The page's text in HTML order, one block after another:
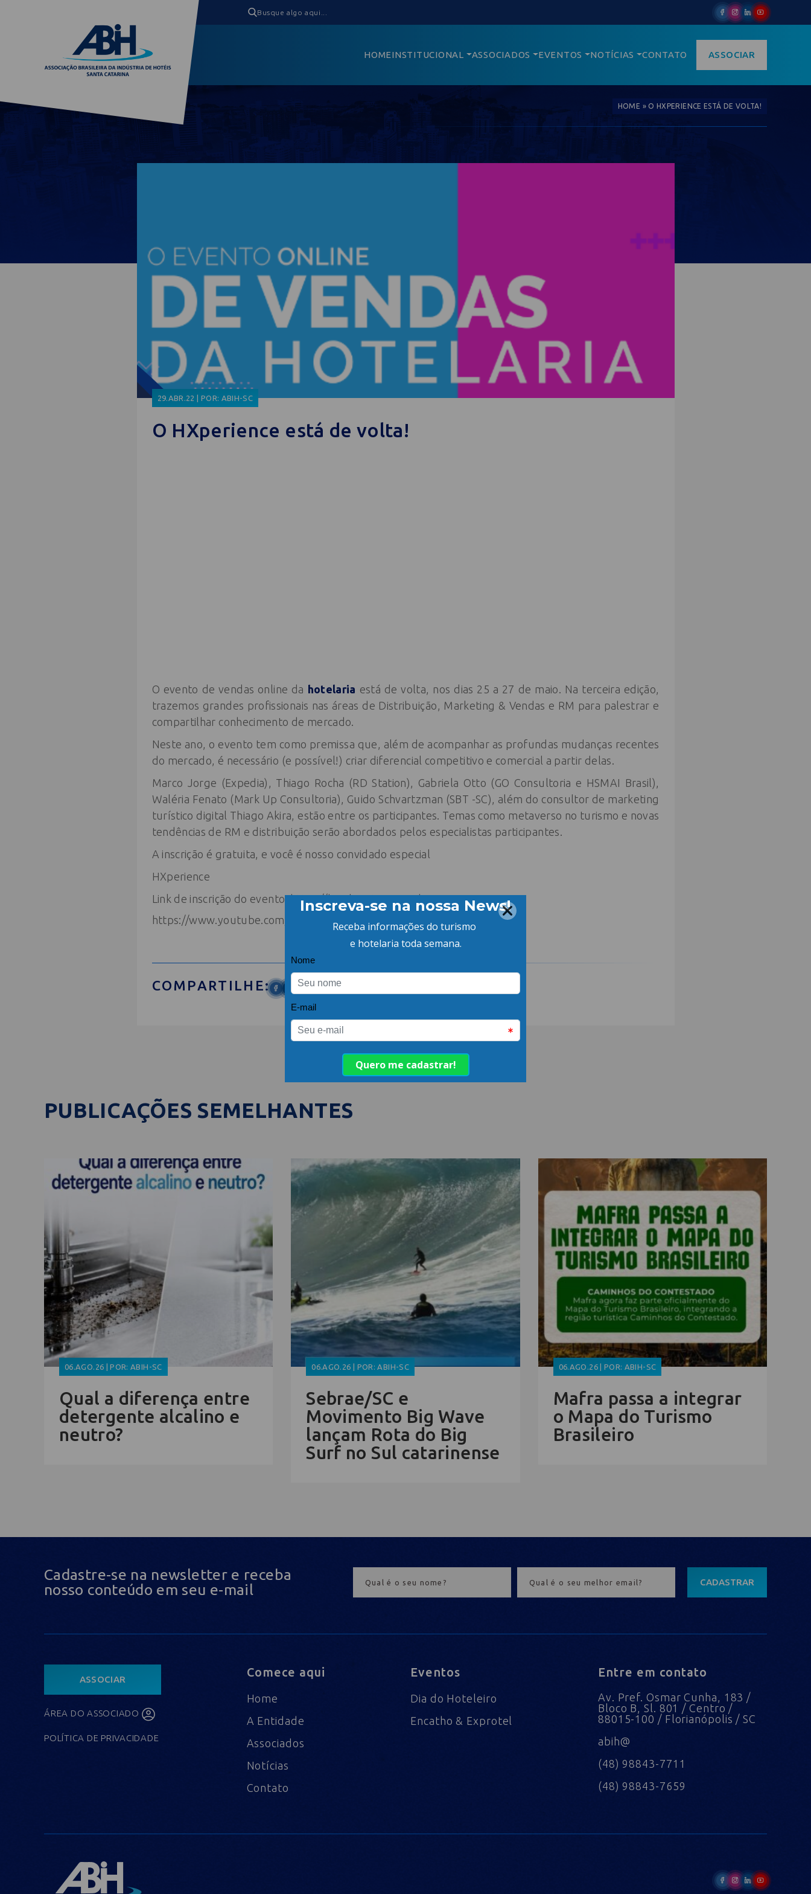
HOMEINSTITUCIONAL ASSOCIADOS EVENTOS NOTÍCIAS CONTATO ASSOCIAR
HOME » O HXPERIENCE ESTÁ DE VOLTA!
29.ABR.22 | POR: ABIH-SC
O HXperience está de volta!
O evento de vendas online da hotelaria está de volta, nos dias 25 a 27 de maio. Na terceira edição,
trazemos grandes profissionais nas áreas de Distribuição, Marketing & Vendas e RM para palestrar e
compartilhar conhecimento de mercado.
Neste ano, o evento tem como premissa que, além de acompanhar as profundas mudanças recentes
do mercado, é necessário (e possível!) criar diferencial competitivo e comercial a partir delas.
Marco Jorge (Expedia), Thiago Rocha (RD Station), Gabriela Otto (GO Consultoria e HSMAI Brasil),
Waléria Fenato (Mark Up Consultoria), Guido Schvartzman (SBT -SC), além do consultor de marketing
turístico digital Thiago Akira, estão entre os participantes. Temas como metaverso no turismo e novas
tendências de RM e distribuição serão abordados pelos especialistas participantes.
A inscrição é gratuita, e você é nosso convidado especial
HXperience
Link de inscrição do evento: https://hxp.hsystem.com.br
https://www.youtube.com/watch?v=JKjuy14W4NY
COMPARTILHE:
PUBLICAÇÕES SEMELHANTES
06.AGO.26 | POR: ABIH-SC
Qual a diferença entre
detergente alcalino e
neutro?
06.AGO.26 | POR: ABIH-SC
Sebrae/SC e
Movimento Big Wave
lançam Rota do Big
Surf no Sul catarinense
06.AGO.26 | POR: ABIH-SC
Mafra passa a integrar
o Mapa do Turismo
Brasileiro
Cadastre-se na newsletter e receba
nosso conteúdo em seu e-mail
CADASTRAR
ASSOCIAR
ÁREA DO ASSOCIADO
POLÍTICA DE PRIVACIDADE
Comece aqui
Home
A Entidade
Associados
Notícias
Contato
Eventos
Dia do Hoteleiro
Encatho & Exprotel
Entre em contato
Av. Pref. Osmar Cunha, 183 /
Bloco B, Sl. 801 / Centro /
88015-100 / Florianópolis / SC
abih@
(48) 98843-7711
(48) 98843-7659